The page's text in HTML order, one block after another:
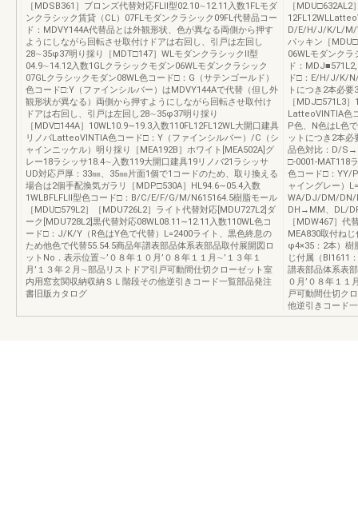
［MDSB361］ブロンズ代替対応FLⅡ型02.10∼12.11入数1FLモダ
ンクラシック賃貸（CL）07FLモダンクラシック09FL代替品コー
ド：MDVY144A代替品とは外観形状、色が異なる両側から押す
ようにしながら回転させ取付けドアは右回し、引戸は左回し
28∼35φ37明り採り［MDT□147］WLモダンクラシックⅡ型
04.9∼14.12入数1GLクラシックモダン06WLモダンクラシック
07GLクラシックモダン08WL色コード□：G（サテンゴールド）
色コード□:Y（ファインシルバー）はMDVY144Aで代替（但し外
観形状が異なる）両側から押すようにしながら回転させ取付け
ドアは右回し、引戸は左回し28∼35φ37明り採り
［MDV□144A］10WL10.9∼19.3入数110FL12FL12WL大開口建具
リノバLatteoVINTIA色コード□：Y（ファインシルバー）/C（シ
ャインニッケル）明り採り［MEA192B］ホワイト[MEA502A]グ
レー18ラシッサ18.4∼入数119大開口建具19リノバ21ラシッサ
UD対応戸厚：33㎜、35㎜片面1個で1コードのため、取り換える
場合は2個手配換気ガラリ［MDP□530A］HL94.6∼05.4入数
1WLBFLFLⅡ型色コード□：B/C/E/F/G/M/N615164.5樹脂モール
［MDU□579L2］［MDU726L2］ライト代替対応[MDU727L2]ダ
ーク[MDU728L2]黒代替対応08WL08.11∼12.11入数110WL色コ
ード□：J/K/Y（R色はY色で代替）L=2400ライト、黒色終息の
ため他色で代替55.54.5商品年譜表部品体系表部品取付展開図ロ
ットNo．表示位置∼’０８年１０月’０８年１１月∼’１３年１
月’１３年２月∼部品リストドア引戸可動間仕切クローゼット室
内用窓玄関収納収納ＳＬ階段その他逆引きコード一覧部品発注
書旧版カタログ
［
D/E/H/J/K/L/M/
パッキン［
06WLモダンク
ド：
ド□：E/H/J/K/
トにつき2本必
［MDJ□571L3
LatteoVINTIA色
P色、N色はL色
ットにつき2本
品色対比：D/
□-0001-MAT118
色コード□：YY/
ャイングレー）
WA/DJ/DM/
DH→MM、DL/
［MDW467］代
MEA830取付ね
φ4×35：2本）樹
じ付属（BI1611
譜表部品体系表
０月’０８年１１
戸可動間仕切ク
他逆引きコード